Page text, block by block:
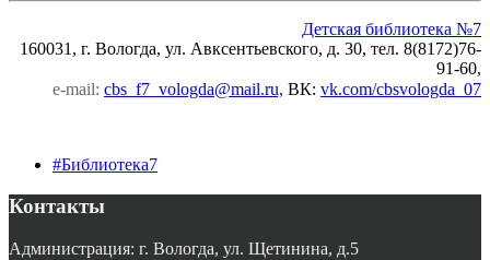
Детская библиотека №7
160031, г. Вологда, ул. Авксентьевского, д. 30, тел. 8(8172)76-
91-60,
e-mail: cbs_f7_vologda@mail.ru, ВК: vk.com/cbsvologda_07
#Библиотека7
Контакты
Администрация: г. Вологда, ул. Щетинина, д.5